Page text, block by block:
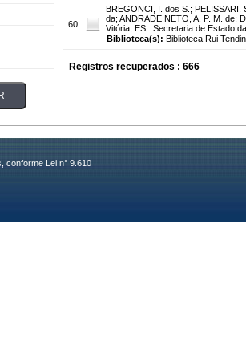
60.
BREGONCI, I. dos S. ; PELISSARI,
da; ANDRADE NETO, A. P. M. de;
Vitória, ES : Secretaria de Estado
Biblioteca(s): Biblioteca Rui
Registros recuperados : 666
conforme Lei n° 9.610